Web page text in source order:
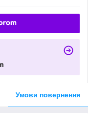
Умови повернення